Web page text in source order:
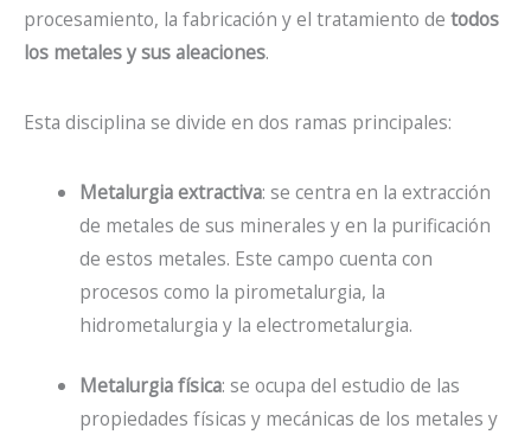
procesamiento, la fabricación y el tratamiento de todos
los metales y sus aleaciones.
Esta disciplina se divide en dos ramas principales:
Metalurgia extractiva: se centra en la extracción
de metales de sus minerales y en la purificación
de estos metales. Este campo cuenta con
procesos como la pirometalurgia, la
hidrometalurgia y la electrometalurgia.
Metalurgia física: se ocupa del estudio de las
propiedades físicas y mecánicas de los metales y